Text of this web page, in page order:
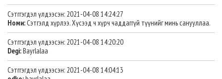
Сэтггэгдэл үлдээсэн: 2021-04-08 14:24:27
Номи:Сэтгэлд хүрлээ. Хүсээд ч хүрч чаддаггүй түүнийг минь санууллаа.
Сэтггэгдэл үлдээсэн: 2021-04-08 14:20:20
Degi:Bayrlalaa
Сэтггэгдэл үлдээсэн: 2021-04-08 14:04:13